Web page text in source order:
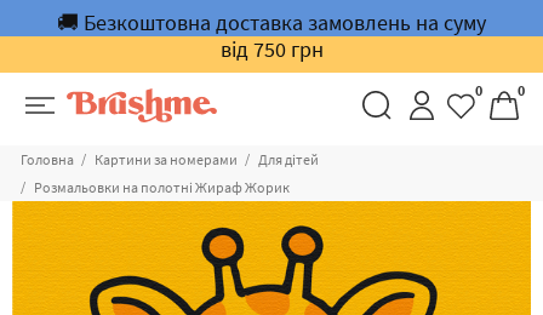
🚚 Безкоштовна доставка замовлень на суму
від 750 грн
0 0
Головна Картини за номерами
Для дітей
Розмальовки на полотні Жираф Жорик